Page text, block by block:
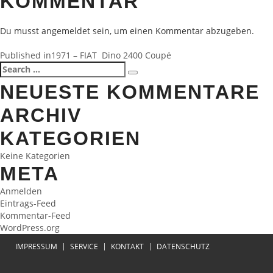
Du musst angemeldet sein, um einen Kommentar abzugeben.
BEITRAGSNAVIGATION
Published in1971 – FIAT Dino 2400 Coupé
Search
for:
Search
NEUESTE KOMMENTARE
ARCHIV
KATEGORIEN
Keine Kategorien
META
Anmelden
Eintrags-Feed
Kommentar-Feed
WordPress.org
IMPRESSUM SERVICE KONTAKT DATENSCHUTZ